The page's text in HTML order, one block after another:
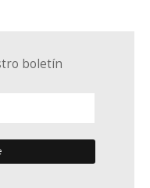
boletín